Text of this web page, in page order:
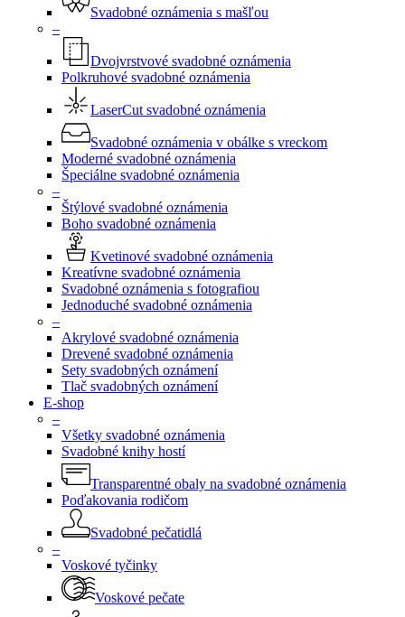
Svadobné oznámenia s mašľou
–
Dvojvrstvové svadobné oznámenia
Polkruhové svadobné oznámenia
LaserCut svadobné oznámenia
Svadobné oznámenia v obálke s vreckom
Moderné svadobné oznámenia
Špeciálne svadobné oznámenia
–
Štýlové svadobné oznámenia
Boho svadobné oznámenia
Kvetinové svadobné oznámenia
Kreatívne svadobné oznámenia
Svadobné oznámenia s fotografiou
Jednoduché svadobné oznámenia
–
Akrylové svadobné oznámenia
Drevené svadobné oznámenia
Sety svadobných oznámení
Tlač svadobných oznámení
E-shop
–
Všetky svadobné oznámenia
Svadobné knihy hostí
Transparentné obaly na svadobné oznámenia
Poďakovania rodičom
Svadobné pečatidlá
–
Voskové tyčinky
Voskové pečate